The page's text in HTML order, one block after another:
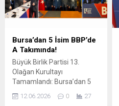
Bursa’dan 5 İsim BBP’de
A Takımında!
Büyük Birlik Partisi 13.
Olağan Kurultayı
Tamamlandı: Bursa’dan 5
İsim Merkez Karar ve
Yönetim Kurulu’na Seçildi
12.06.2026 0 27